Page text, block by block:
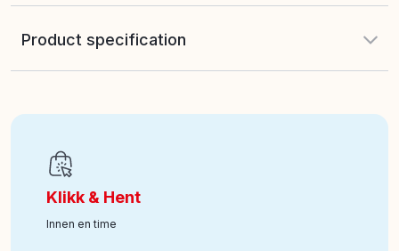
Product specification
Art nr:118-87-800893
Klikk & Hent
Innen en time